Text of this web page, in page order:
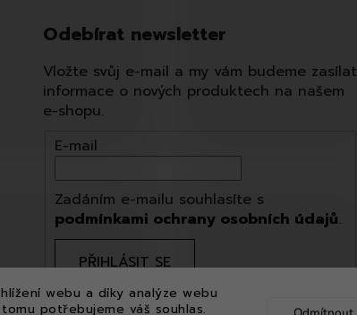
webu a díky analýze webu
potřebujeme váš souhlas.
Odebírat newsletter
Vložte svůj e-mail a my vám budeme zasílat
informace o nových produktech na našem
e-shopu.
E-mail
Zadáním e-mailu souhlasíte s
podmínkami ochrany osobních údajů.
PŘIHLÁSIT SE